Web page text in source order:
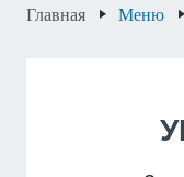
Главная Меню